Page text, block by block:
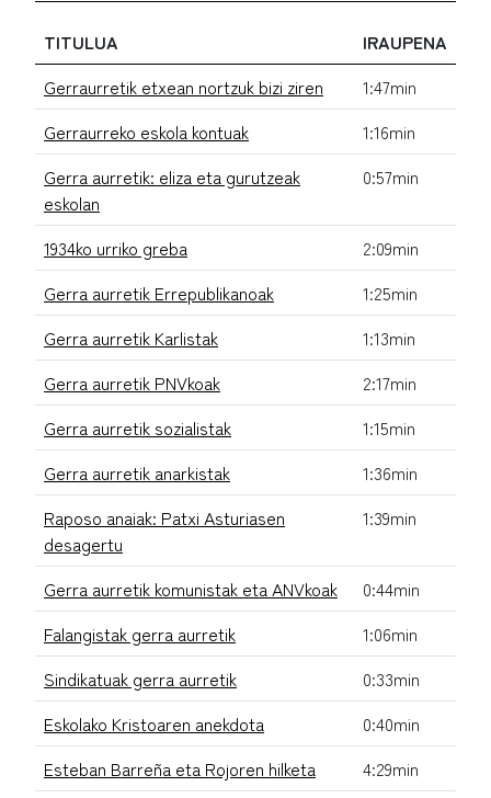
TITULUA
IRAUPENA
Gerraurretik etxean nortzuk bizi ziren
1:47min
Gerraurreko eskola kontuak
1:16min
Gerra aurretik: eliza eta gurutzeak
eskolan
0:57min
1934ko urriko greba
2:09min
Gerra aurretik Errepublikanoak
1:25min
Gerra aurretik Karlistak
1:13min
Gerra aurretik PNVkoak
2:17min
Gerra aurretik sozialistak
1:15min
Gerra aurretik anarkistak
1:36min
Raposo anaiak: Patxi Asturiasen
desagertu
1:39min
Gerra aurretik komunistak eta ANVkoak
0:44min
Falangistak gerra aurretik
1:06min
Sindikatuak gerra aurretik
0:33min
Eskolako Kristoaren anekdota
0:40min
Esteban Barreña eta Rojoren hilketa
4:29min